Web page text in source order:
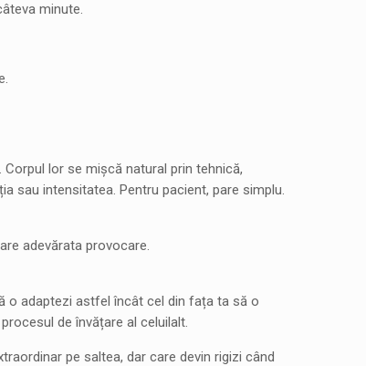
minute.
lor se mișcă natural prin tehnică,
sau intensitatea. Pentru pacient, pare simplu.
adevărata provocare.
o adaptezi astfel încât cel din fața ta să o
de învățare al celuilalt.
pe saltea, dar care devin rigizi când